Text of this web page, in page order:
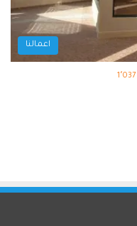
اعمالنا
1٬037